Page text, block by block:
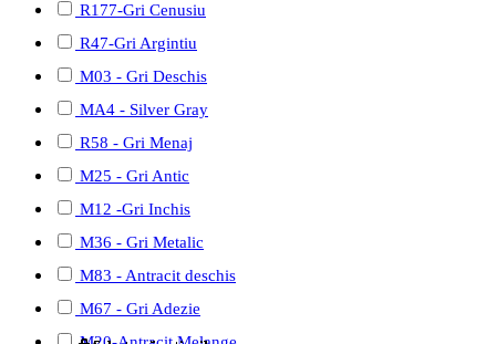
R177-Gri Cenusiu
R47-Gri Argintiu
M03 - Gri Deschis
MA4 - Silver Gray
R58 - Gri Menaj
M25 - Gri Antic
M12 -Gri Inchis
M36 - Gri Metalic
M83 - Antracit deschis
M67 - Gri Adezie